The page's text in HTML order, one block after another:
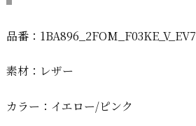
品番：1BA896_2FOM_F03KE_V_EV7
素材：レザー
カラー：イエロー/ピンク